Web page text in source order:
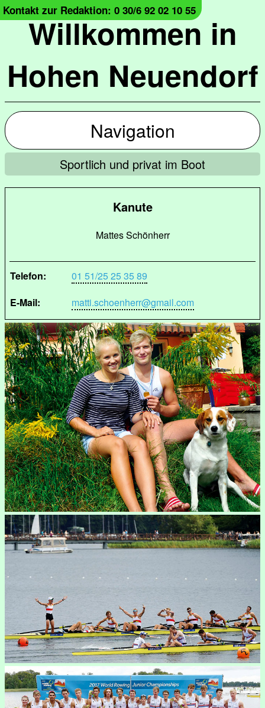
Willkommen in
Hohen Neuendorf
Kontakt zur Redaktion: 0 30/6 92 02 10 55
Navigation
Sportlich und privat im Boot
Kanute
Mattes Schönherr
Telefon:
01 51/25 25 35 89
E-Mail:
matti.schoenherr@gmail.com